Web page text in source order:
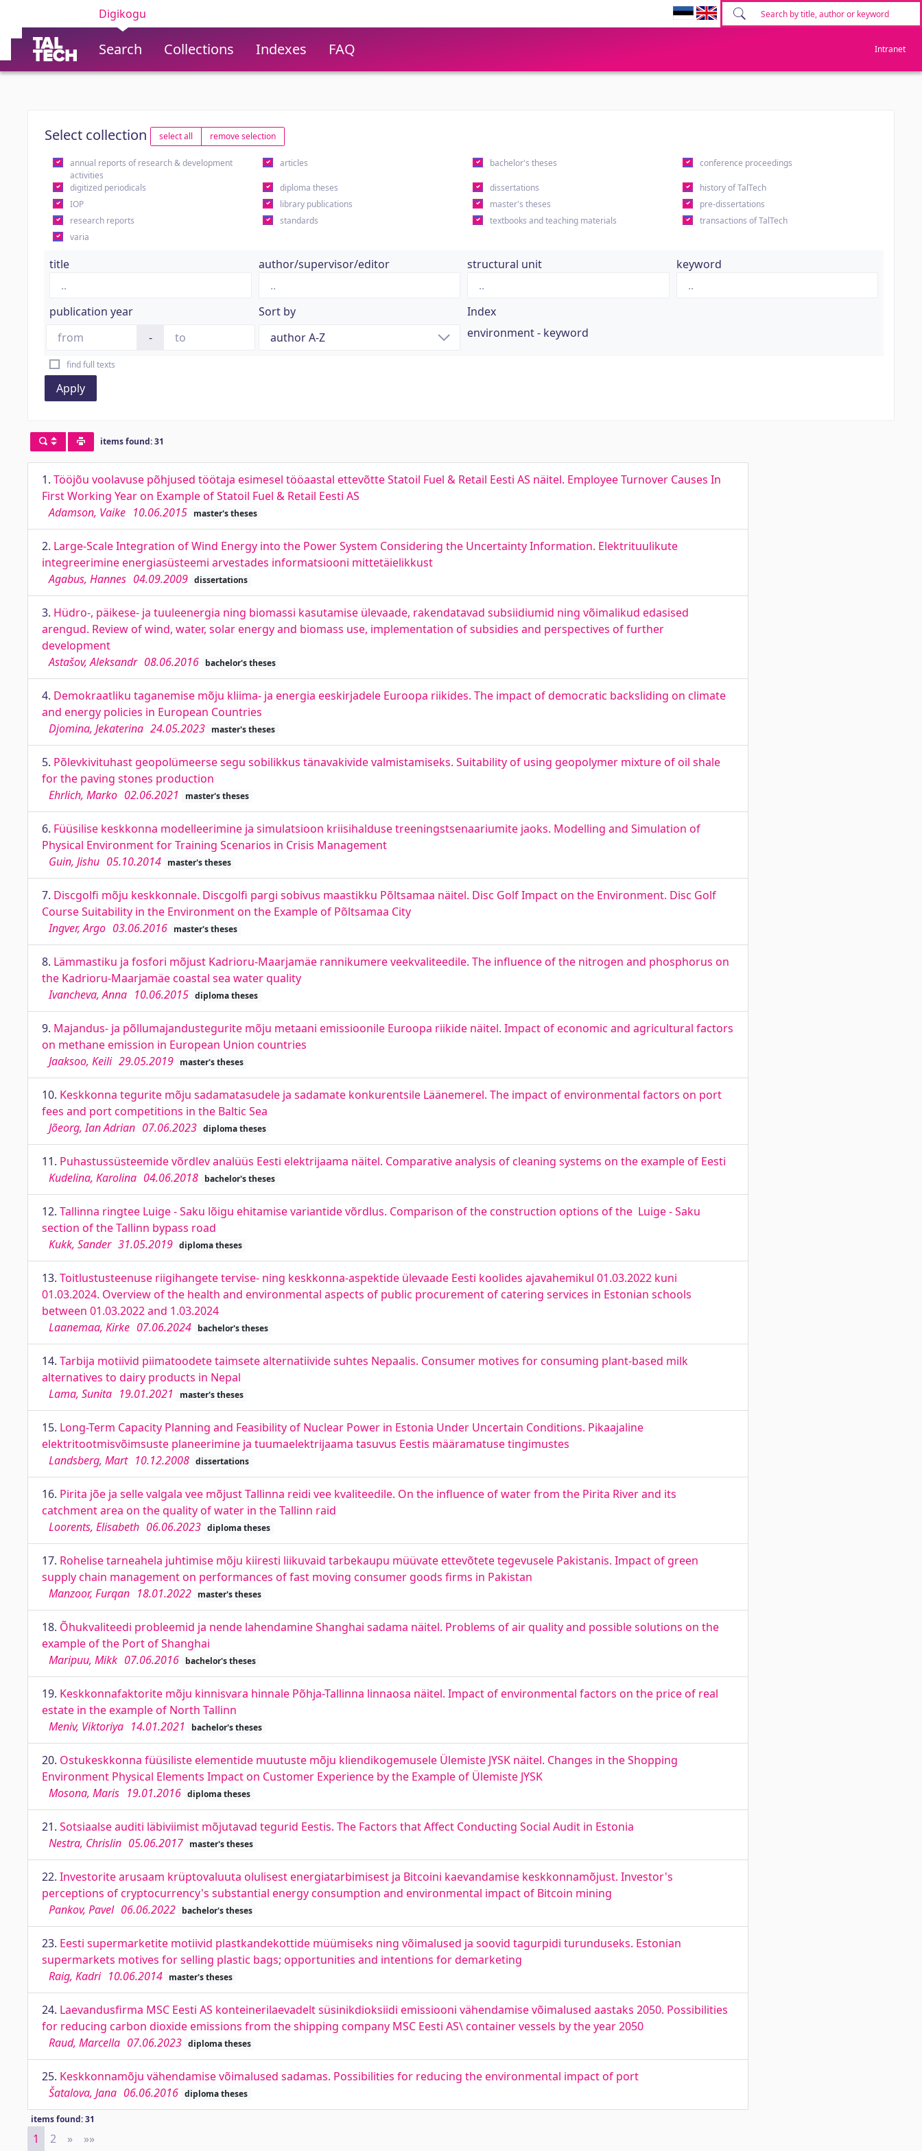
Digikogu
Search Collections Indexes FAQ Intranet
Select collection select all remove selection
annual reports of research & development
activities
articles bachelor's theses conference proceedings
digitized periodicals diploma theses dissertations
history of TalTech
IOP
library publications master's theses
pre-dissertations
research reports
standards textbooks and teaching materials
transactions of TalTech
varia
title author/supervisor/editor structural unit keyword
publication year
-
Sort by
Index
environment - keyword
find full texts
Apply
items found: 31
1. Tööjõu voolavuse põhjused töötaja esimesel tööaastal ettevõtte Statoil Fuel & Retail Eesti AS näitel. Employee Turnover Causes In
First Working Year on Example of Statoil Fuel & Retail Eesti AS
Adamson, Vaike 10.06.2015 master's theses
2. Large-Scale Integration of Wind Energy into the Power System Considering the Uncertainty Information. Elektrituulikute
integreerimine energiasüsteemi arvestades informatsiooni mittetäielikkust
Agabus, Hannes 04.09.2009 dissertations
3. Hüdro-, päikese- ja tuuleenergia ning biomassi kasutamise ülevaade, rakendatavad subsiidiumid ning võimalikud edasised
arengud. Review of wind, water, solar energy and biomass use, implementation of subsidies and perspectives of further
development
Astašov, Aleksandr 08.06.2016 bachelor's theses
4. Demokraatliku taganemise mõju kliima- ja energia eeskirjadele Euroopa riikides. The impact of democratic backsliding on climate
and energy policies in European Countries
Djomina, Jekaterina 24.05.2023 master's theses
5. Põlevkivituhast geopolümeerse segu sobilikkus tänavakivide valmistamiseks. Suitability of using geopolymer mixture of oil shale
for the paving stones production
Ehrlich, Marko 02.06.2021 master's theses
6. Füüsilise keskkonna modelleerimine ja simulatsioon kriisihalduse treeningstsenaariumite jaoks. Modelling and Simulation of
Physical Environment for Training Scenarios in Crisis Management
Guin, Jishu 05.10.2014 master's theses
7. Discgolfi mõju keskkonnale. Discgolfi pargi sobivus maastikku Põltsamaa näitel. Disc Golf Impact on the Environment. Disc Golf
Course Suitability in the Environment on the Example of Põltsamaa City
Ingver, Argo 03.06.2016 master's theses
8. Lämmastiku ja fosfori mõjust Kadrioru-Maarjamäe rannikumere veekvaliteedile. The influence of the nitrogen and phosphorus on
the Kadrioru-Maarjamäe coastal sea water quality
Ivancheva, Anna 10.06.2015 diploma theses
9. Majandus- ja põllumajandustegurite mõju metaani emissioonile Euroopa riikide näitel. Impact of economic and agricultural factors
on methane emission in European Union countries
Jaaksoo, Keili 29.05.2019 master's theses
10. Keskkonna tegurite mõju sadamatasudele ja sadamate konkurentsile Läänemerel. The impact of environmental factors on port
fees and port competitions in the Baltic Sea
Jõeorg, Ian Adrian 07.06.2023 diploma theses
11. Puhastussüsteemide võrdlev analüüs Eesti elektrijaama näitel. Comparative analysis of cleaning systems on the example of Eesti
Kudelina, Karolina 04.06.2018 bachelor's theses
12. Tallinna ringtee Luige - Saku lõigu ehitamise variantide võrdlus. Comparison of the construction options of the Luige - Saku
section of the Tallinn bypass road
Kukk, Sander 31.05.2019 diploma theses
13. Toitlustusteenuse riigihangete tervise- ning keskkonna-aspektide ülevaade Eesti koolides ajavahemikul 01.03.2022 kuni
01.03.2024. Overview of the health and environmental aspects of public procurement of catering services in Estonian schools
between 01.03.2022 and 1.03.2024
Laanemaa, Kirke 07.06.2024 bachelor's theses
14. Tarbija motiivid piimatoodete taimsete alternatiivide suhtes Nepaalis. Consumer motives for consuming plant-based milk
alternatives to dairy products in Nepal
Lama, Sunita 19.01.2021 master's theses
15. Long-Term Capacity Planning and Feasibility of Nuclear Power in Estonia Under Uncertain Conditions. Pikaajaline
elektritootmisvõimsuste planeerimine ja tuumaelektrijaama tasuvus Eestis määramatuse tingimustes
Landsberg, Mart 10.12.2008 dissertations
16. Pirita jõe ja selle valgala vee mõjust Tallinna reidi vee kvaliteedile. On the influence of water from the Pirita River and its
catchment area on the quality of water in the Tallinn raid
Loorents, Elisabeth 06.06.2023 diploma theses
17. Rohelise tarneahela juhtimise mõju kiiresti liikuvaid tarbekaupu müüvate ettevõtete tegevusele Pakistanis. Impact of green
supply chain management on performances of fast moving consumer goods firms in Pakistan
Manzoor, Furqan 18.01.2022 master's theses
18. Õhukvaliteedi probleemid ja nende lahendamine Shanghai sadama näitel. Problems of air quality and possible solutions on the
example of the Port of Shanghai
Maripuu, Mikk 07.06.2016 bachelor's theses
19. Keskkonnafaktorite mõju kinnisvara hinnale Põhja-Tallinna linnaosa näitel. Impact of environmental factors on the price of real
estate in the example of North Tallinn
Meniv, Viktoriya 14.01.2021 bachelor's theses
20. Ostukeskkonna füüsiliste elementide muutuste mõju kliendikogemusele Ülemiste JYSK näitel. Changes in the Shopping
Environment Physical Elements Impact on Customer Experience by the Example of Ülemiste JYSK
Mosona, Maris 19.01.2016 diploma theses
21. Sotsiaalse auditi läbiviimist mõjutavad tegurid Eestis. The Factors that Affect Conducting Social Audit in Estonia
Nestra, Chrislin 05.06.2017 master's theses
22. Investorite arusaam krüptovaluuta olulisest energiatarbimisest ja Bitcoini kaevandamise keskkonnamõjust. Investor's
perceptions of cryptocurrency's substantial energy consumption and environmental impact of Bitcoin mining
Pankov, Pavel 06.06.2022 bachelor's theses
23. Eesti supermarketite motiivid plastkandekottide müümiseks ning võimalused ja soovid tagurpidi turunduseks. Estonian
supermarkets motives for selling plastic bags; opportunities and intentions for demarketing
Raig, Kadri 10.06.2014 master's theses
24. Laevandusfirma MSC Eesti AS konteinerilaevadelt süsinikdioksiidi emissiooni vähendamise võimalused aastaks 2050. Possibilities
for reducing carbon dioxide emissions from the shipping company MSC Eesti AS\ container vessels by the year 2050
Raud, Marcella 07.06.2023 diploma theses
25. Keskkonnamõju vähendamise võimalused sadamas. Possibilities for reducing the environmental impact of port
Šatalova, Jana 06.06.2016 diploma theses
items found: 31
1 2 » Next
»»